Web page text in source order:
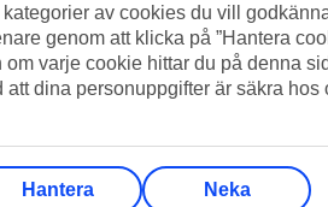
Snäll mot huden, så även barn
).
aloe vera.Taxfree-pris:
kategorier av cookies du vill
genom att klicka på ”Hantera
varje cookie hittar du på denna
dina personuppgifter är säkra hos
Hantera Neka